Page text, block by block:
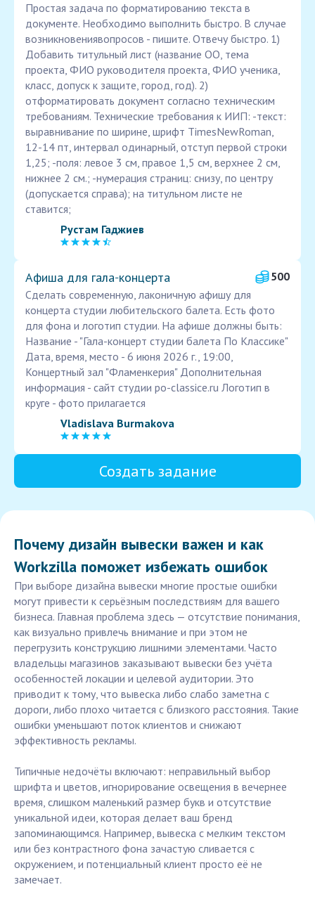
Простая задача по форматированию текста в
документе. Необходимо выполнить быстро. В случае
возникновениявопросов - пишите. Отвечу быстро. 1)
Добавить титульный лист (название ОО, тема
проекта, ФИО руководителя проекта, ФИО ученика,
класс, допуск к защите, город, год). 2)
отформатировать документ согласно техническим
требованиям. Технические требования к ИИП: -текст:
выравнивание по ширине, шрифт TimesNewRoman,
12-14 пт, интервал одинарный, отступ первой строки
1,25; -поля: левое 3 см, правое 1,5 см, верхнее 2 см,
нижнее 2 см.; -нумерация страниц: снизу, по центру
(допускается справа); на титульном листе не
ставится;
Рустам Гаджиев
Афиша для гала‑концерта
500
Сделать современную, лаконичную афишу для
концерта студии любительского балета. Есть фото
для фона и логотип студии. На афише должны быть:
Название - "Гала-концерт студии балета По Классике"
Дата, время, место - 6 июня 2026 г., 19:00,
Концертный зал "Фламенкерия" Дополнительная
информация - сайт студии po-classice.ru Логотип в
круге - фото прилагается
Vladislava Burmakova
Создать задание
Почему дизайн вывески важен и как
Workzilla поможет избежать ошибок
При выборе дизайна вывески многие простые ошибки
могут привести к серьёзным последствиям для вашего
бизнеса. Главная проблема здесь — отсутствие понимания,
как визуально привлечь внимание и при этом не
перегрузить конструкцию лишними элементами. Часто
владельцы магазинов заказывают вывески без учёта
особенностей локации и целевой аудитории. Это
приводит к тому, что вывеска либо слабо заметна с
дороги, либо плохо читается с близкого расстояния. Такие
ошибки уменьшают поток клиентов и снижают
эффективность рекламы.
Типичные недочёты включают: неправильный выбор
шрифта и цветов, игнорирование освещения в вечернее
время, слишком маленький размер букв и отсутствие
уникальной идеи, которая делает ваш бренд
запоминающимся. Например, вывеска с мелким текстом
или без контрастного фона зачастую сливается с
окружением, и потенциальный клиент просто её не
замечает.